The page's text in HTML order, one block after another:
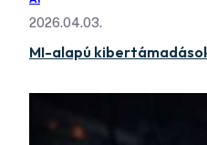
2026.04.03.
MI-alapú